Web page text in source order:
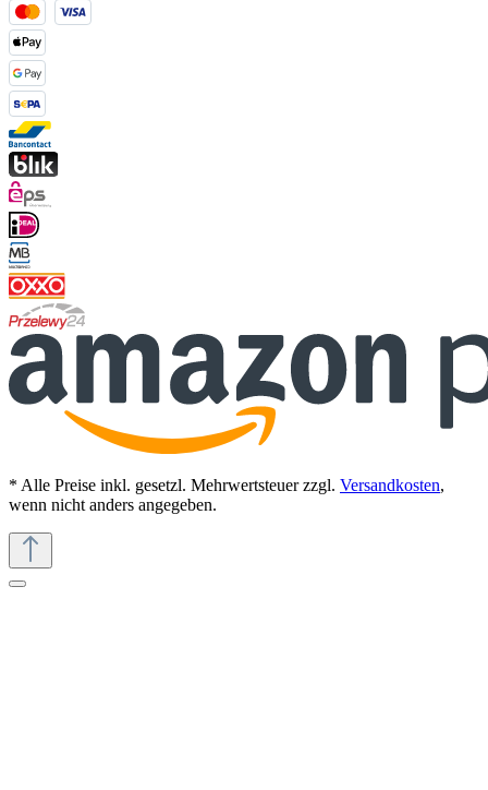
* Alle Preise inkl. gesetzl. Mehrwertsteuer zzgl. Versandkosten,
wenn nicht anders angegeben.